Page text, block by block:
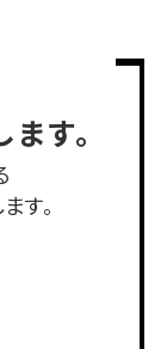
す。
す。